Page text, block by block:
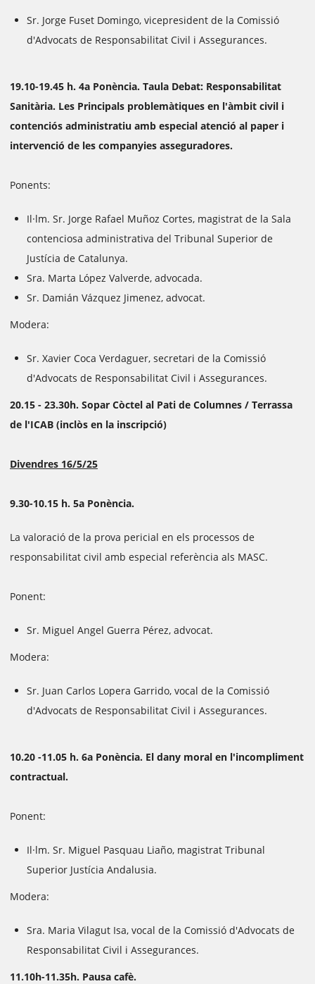
Sr. Jorge Fuset Domingo, vicepresident de la Comissió
d'Advocats de Responsabilitat Civil i Assegurances.
19.10-19.45 h. 4a Ponència. Taula Debat: Responsabilitat
Sanitària. Les Principals problemàtiques en l'àmbit civil i
contenciós administratiu amb especial atenció al paper i
intervenció de les companyies asseguradores.
Ponents:
Il·lm. Sr. Jorge Rafael Muñoz Cortes, magistrat de la Sala
contenciosa administrativa del Tribunal Superior de
Justícia de Catalunya.
Sra. Marta López Valverde, advocada.
Sr. Damián Vázquez Jimenez, advocat.
Modera:
Sr. Xavier Coca Verdaguer, secretari de la Comissió
d'Advocats de Responsabilitat Civil i Assegurances.
20.15 - 23.30h. Sopar Còctel al Pati de Columnes / Terrassa
de l'ICAB (inclòs en la inscripció)
Divendres 16/5/25
9.30-10.15 h. 5a Ponència.
La valoració de la prova pericial en els processos de
responsabilitat civil amb especial referència als MASC.
Ponent:
Sr. Miguel Angel Guerra Pérez, advocat.
Modera:
Sr. Juan Carlos Lopera Garrido, vocal de la Comissió
d'Advocats de Responsabilitat Civil i Assegurances.
10.20 -11.05 h. 6a Ponència. El dany moral en l'incompliment
contractual.
Ponent:
Il·lm. Sr. Miguel Pasquau Liaño, magistrat Tribunal
Superior Justícia Andalusia.
Modera:
Sra. Maria Vilagut Isa, vocal de la Comissió d'Advocats de
Responsabilitat Civil i Assegurances.
11.10h-11.35h. Pausa cafè.